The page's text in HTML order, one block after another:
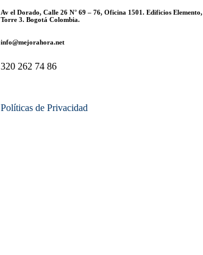
Av el Dorado, Calle 26 N° 69 – 76, Oficina 1501. Edificios Elemento,
Torre 3. Bogotá Colombia.
info@mejorahora.net
320 262 74 86
Políticas de Privacidad